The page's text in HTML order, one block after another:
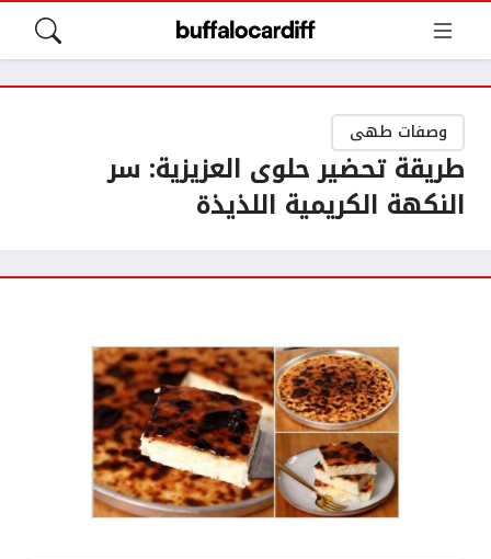
وصفات طهى
طريقة تحضير حلوى العزيزية: سر
النكهة الكريمية اللذيذة